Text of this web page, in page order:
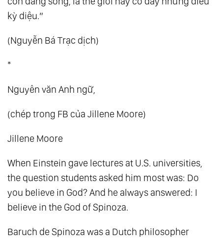
Tối, Cái Lạnh Và Sự Xấu Xa
105.Chia Sẻ Pháp Đạo
106.Không Phân Biệt Là Tình Yêu Thương
108.
Hạnh Phúc Thật Sự Là Gì?
109.
Tất Cả Đều Là Ánh Sáng
110.Đại Đồng
112. Luật Của Một
113.Tất Cả Chúng Ta Đều Là Một
114.Cuộc Sống Cân Bằng: Chìa Khóa Hài Hòa
Từ Tam Nguyên
115.Nhất Nguyên: Cội Nguồn Của Nhị
kỳ diệu.”
(Nguyễn Bá Trạc dịch)
*
Nguyên văn Anh ngữ,
(chép trong FB của Jillene Moore)
Jillene Moore
When Einstein gave lectures at U.S. universities,
the question students asked him most was: Do
you believe in God? And he always answered: I
believe in the God of Spinoza.
Baruch de Spinoza was a Dutch philosopher